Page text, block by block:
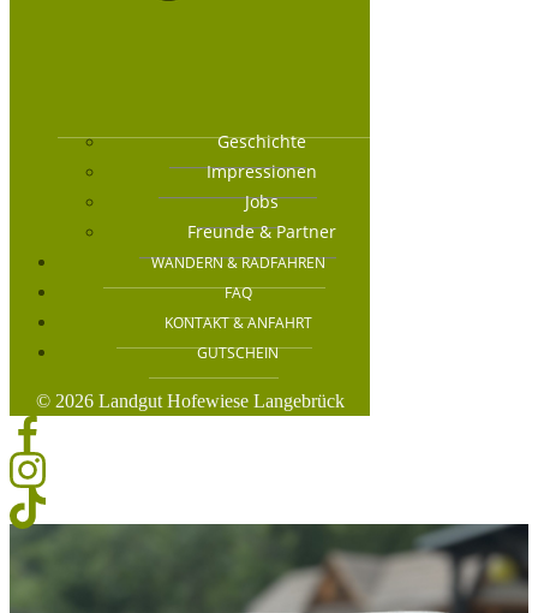
Geschichte
Impressionen
Jobs
Freunde & Partner
WANDERN & RADFAHREN
FAQ
KONTAKT & ANFAHRT
GUTSCHEIN
© 2026 Landgut Hofewiese Langebrück